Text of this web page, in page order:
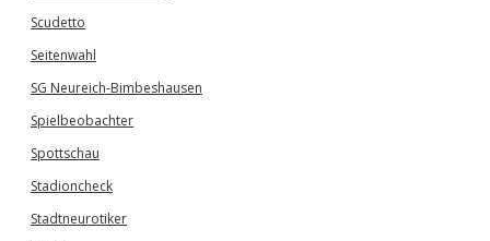
Scudetto
Seitenwahl
SG Neureich-Bimbeshausen
Spielbeobachter
Spottschau
Stadioncheck
Stadtneurotiker